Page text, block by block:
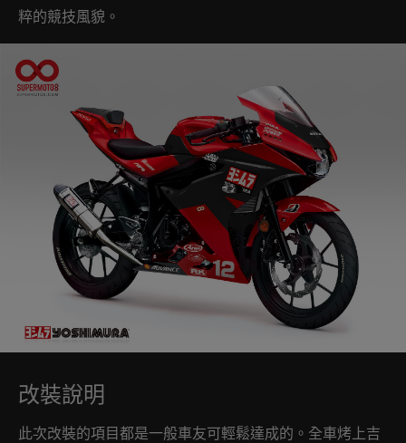
粹的競技風貌。
改裝說明
此次改裝的項目都是一般車友可輕鬆達成的。全車烤上吉